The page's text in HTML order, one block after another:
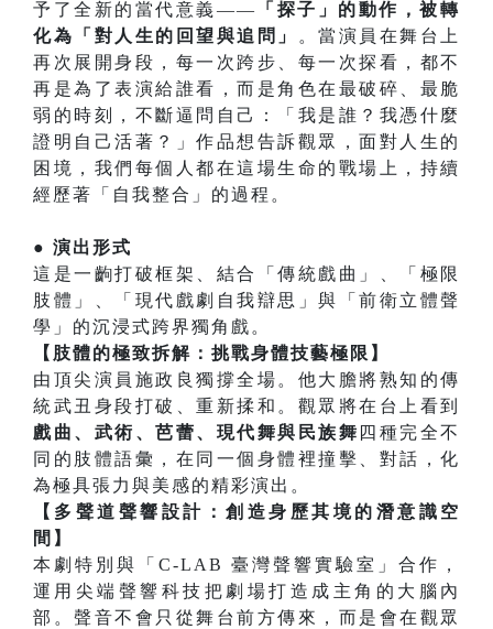
予了全新的當代意義——
「探子」的動作，被轉
化為「對人生的回望與追問」
。當演員在舞台上
再次展開身段，每一次跨步、每一次探看，都不
再是為了表演給誰看，而是角色在最破碎、最脆
弱的時刻，不斷逼問自己：「我是誰？我憑什麼
證明自己活著？」作品想告訴觀眾，面對人生的
困境，我們每個人都在這場生命的戰場上，持續
經歷著「自我整合」的過程。
● 演出形式
這是一齣打破框架、結合「傳統戲曲」、「極限
肢體」、「現代戲劇自我辯思」與「前衛立體聲
學」的沉浸式跨界獨角戲。
【肢體的極致拆解：挑戰身體技藝極限】
由頂尖演員施政良獨撐全場。他大膽將熟知的傳
統武丑身段打破、重新揉和。觀眾將在台上看到
戲曲、武術、芭蕾、現代舞與民族舞 四種完全不
同的肢體語彙，在同一個身體裡撞擊、對話，化
為極具張力與美感的精彩演出。
【多聲道聲響設計：創造身歷其境的潛意識空
間】
本劇特別與「C-LAB 臺灣聲響實驗室」合作，
運用尖端聲響科技把劇場打造成主角的大腦內
部。聲音不會只從舞台前方傳來，而是會在觀眾